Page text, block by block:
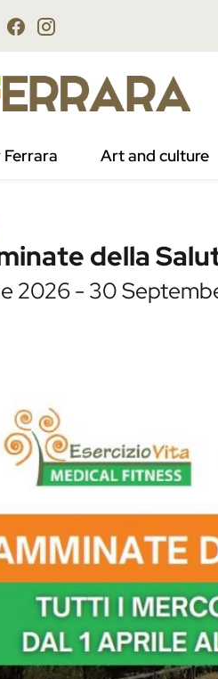
Art and culture
/ Camminate della Salute
della
2026 - 30